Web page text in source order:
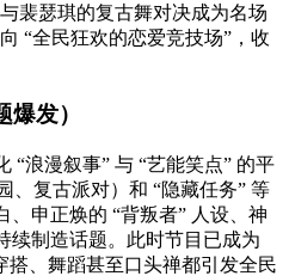
裴瑟琪的复古舞对决成为名场
“全民狂欢的恋爱竞技场”，收
发）
“浪漫叙事” 与 “艺能笑点” 的平
、复古派对）和 “隐藏任务” 等
申正焕的 “背叛者” 人设、神
续制造话题。此时节目已成为
搭、舞蹈甚至口头禅都引发全民